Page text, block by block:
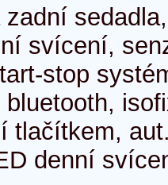
zadní
svícení,
stop
tlačítkem,
denní